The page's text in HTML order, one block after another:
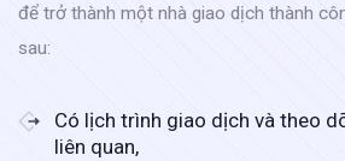
để trở thành một nhà giao dịch thành
sau:
Có lịch trình giao dịch và theo
liên quan,